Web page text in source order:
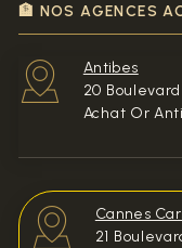
🏦 NOS AGENCES
Antibes
20
Achat Or
Cannes
21